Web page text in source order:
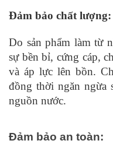
Đảm bảo chất lượng:
Do sản phẩm làm từ
sự bền bỉ, cứng cáp,
và áp lực lên bồn.
đồng thời ngăn ngừa
nguồn nước.
Đảm bảo an toàn: